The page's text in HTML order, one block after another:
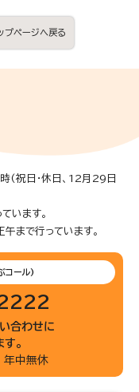
プページへ戻る
(祝日・休日、12月29日
います。
まで行っています。
コール)
合わせに
。
年中無休